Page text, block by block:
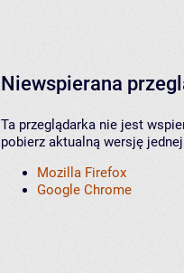
Niewspierana
Ta przeglądarka nie jest
pobierz aktualną wersję
Mozilla Firefox
Google Chrome